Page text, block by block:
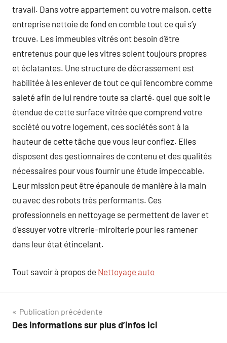
travail. Dans votre appartement ou votre maison, cette
entreprise nettoie de fond en comble tout ce qui s’y
trouve. Les immeubles vitrés ont besoin d’être
entretenus pour que les vitres soient toujours propres
et éclatantes. Une structure de décrassement est
habilitée à les enlever de tout ce qui l’encombre comme
saleté afin de lui rendre toute sa clarté. quel que soit le
étendue de cette surface vitrée que comprend votre
société ou votre logement, ces sociétés sont à la
hauteur de cette tâche que vous leur confiez. Elles
disposent des gestionnaires de contenu et des qualités
nécessaires pour vous fournir une étude impeccable.
Leur mission peut être épanouie de manière à la main
ou avec des robots très performants. Ces
professionnels en nettoyage se permettent de laver et
d’essuyer votre vitrerie-miroiterie pour les ramener
dans leur état étincelant.
Tout savoir à propos de Nettoyage auto
Navigation
de
Publication précédente
Des informations sur plus d’infos ici